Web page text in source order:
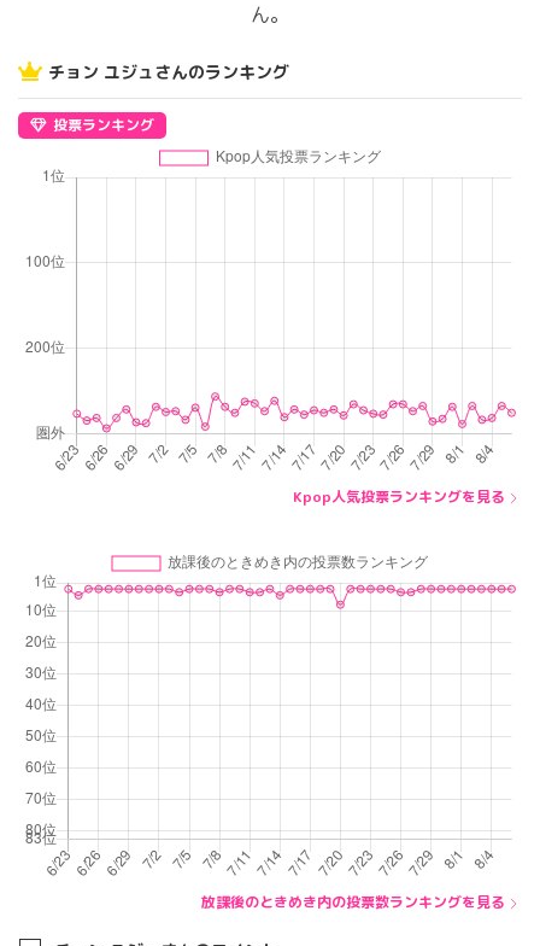
ん。
チョン ユジュさんのランキング
投票ランキング
Kpop人気投票ランキングを見る
放課後のときめき内の投票数ランキングを見る